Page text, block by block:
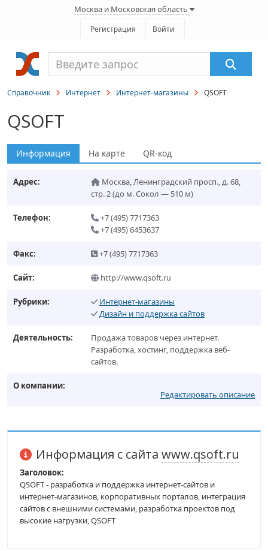
Москва и Московская область
Регистрация Войти
Справочник Интернет Интернет-магазины QSOFT
QSOFT
Информация На карте QR-код
Адрес: Москва,Ленинградский просп., д. 68,
стр. 2(до м. Сокол — 510 м)
Телефон:
+7 (495) 7717363
+7 (495) 6453637
Факс: +7 (495) 7717363
Сайт: http://www.qsoft.ru
Рубрики:
Интернет-магазины
Дизайн и поддержка сайтов
Деятельность:
Продажа товаров через интернет.
Разработка, хостинг, поддержка веб-
сайтов.
О компании:
Редактировать описание
Информация с сайта www.qsoft.ru
Заголовок:
QSOFT - разработка и поддержка интернет-сайтов и
интернет-магазинов, корпоративных порталов, интеграция
сайтов с внешними системами, разработка проектов под
высокие нагрузки, QSOFT